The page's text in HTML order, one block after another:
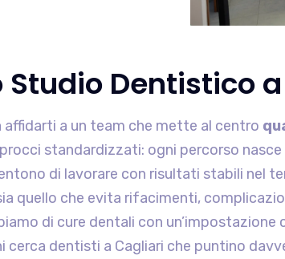
Dentistico
a un team che mette al centro
standardizzati: ogni percorso
di lavorare con risultati stabili nel
quello che evita rifacimenti,
di cure dentali con un’impostazione
dentisti a Cagliari che puntino